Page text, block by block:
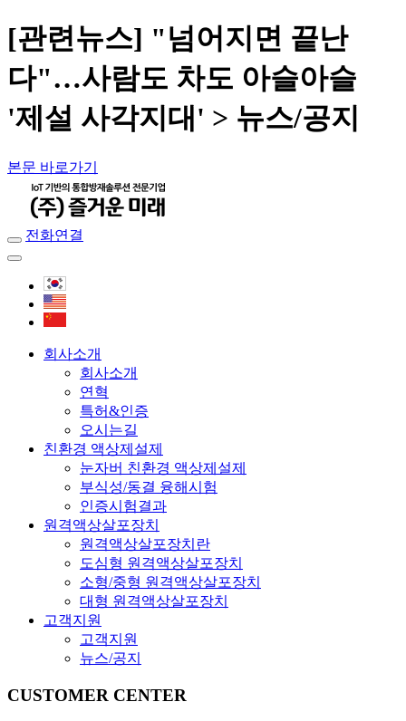
[관련뉴스] "넘어지면 끝난
다"…사람도 차도 아슬아슬
'제설 사각지대' > 뉴스/공지
본문 바로가기
전화연결
회사소개
회사소개
연혁
특허&인증
오시는길
친환경 액상제설제
눈자버 친환경 액상제설제
부식성/동결 융해시험
인증시험결과
원격액상살포장치
원격액상살포장치란
도심형 원격액상살포장치
소형/중형 원격액상살포장치
대형 원격액상살포장치
고객지원
고객지원
뉴스/공지
CUSTOMER CENTER